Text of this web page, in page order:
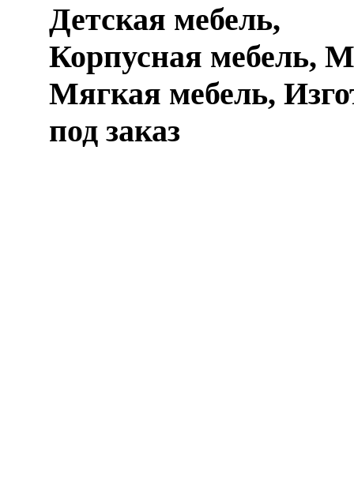
Детская мебель,
Корпусная мебель,
Мягкая мебель,
под заказ